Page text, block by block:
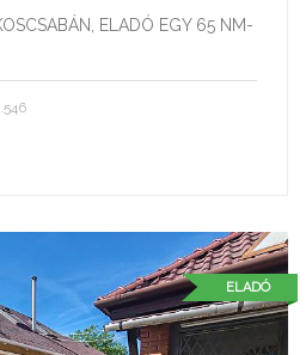
ELADÓ EGY 65 NM-
ELADÓ